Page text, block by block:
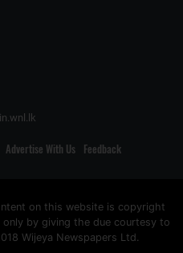
Advertise With Us Feedback
on this website is copyright
by giving the due courtesy to
Wijeya Newspapers Ltd.